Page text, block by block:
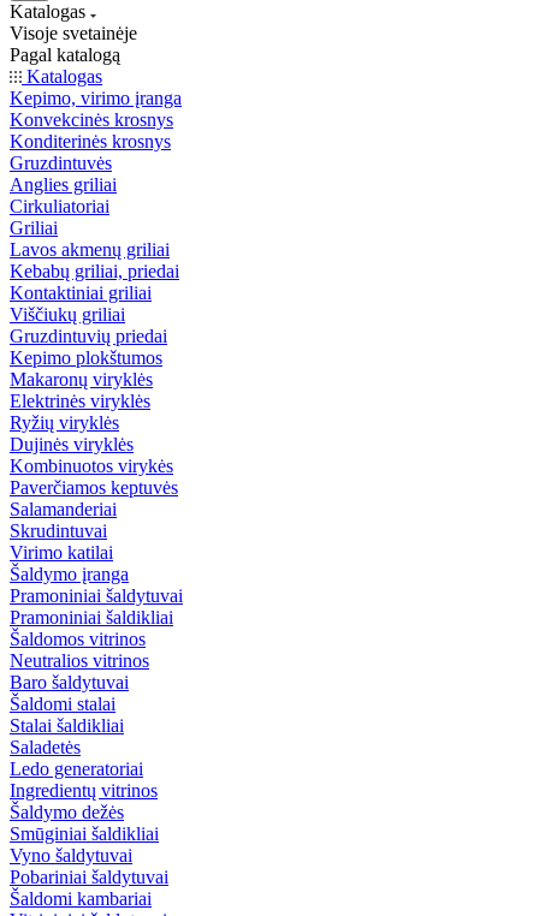
Katalogas
Visoje svetainėje
Pagal katalogą
Katalogas
Kepimo, virimo įranga
Konvekcinės krosnys
Konditerinės krosnys
Gruzdintuvės
Anglies griliai
Cirkuliatoriai
Griliai
Lavos akmenų griliai
Kebabų griliai, priedai
Kontaktiniai griliai
Viščiukų griliai
Gruzdintuvių priedai
Kepimo plokštumos
Makaronų viryklės
Elektrinės viryklės
Ryžių viryklės
Dujinės viryklės
Kombinuotos virykės
Paverčiamos keptuvės
Salamanderiai
Skrudintuvai
Virimo katilai
Šaldymo įranga
Pramoniniai šaldytuvai
Pramoniniai šaldikliai
Šaldomos vitrinos
Neutralios vitrinos
Baro šaldytuvai
Šaldomi stalai
Stalai šaldikliai
Saladetės
Ledo generatoriai
Ingredientų vitrinos
Šaldymo dežės
Smūginiai šaldikliai
Vyno šaldytuvai
Pobariniai šaldytuvai
Šaldomi kambariai